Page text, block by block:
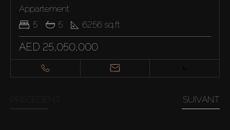
Appartement
5
5 6256 sq.ft
AED 25,050,000
SUIVANT